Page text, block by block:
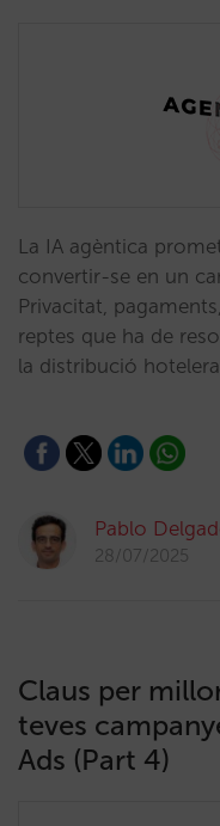
La IA agèntica
convertir-se en un
Privacitat,
reptes que ha de
la distribució
Pablo
28/07/2025
Claus per
teves
Ads (Part 4)